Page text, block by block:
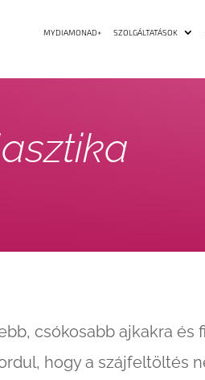
MYDIAMONAD+ SZOLGÁLTATÁSOK
csókosabb ajkakra és
hogy a szájfeltöltés